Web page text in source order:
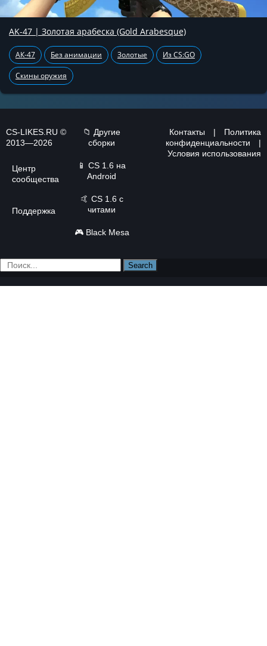
AK-47 | Золотая арабеска (Gold Arabesque)
АК-47 Без анимации Золотые Из CS:GO
Скины оружия
CS-LIKES.RU ©
2013—2026
Центр
сообщества
Поддержка
📁 Другие
сборки
📱 CS 1.6 на
Android
🤙 CS 1.6 с
читами
🎮 Black Mesa
Контакты |
Политика
конфиденциальности
|
Условия использования
Search